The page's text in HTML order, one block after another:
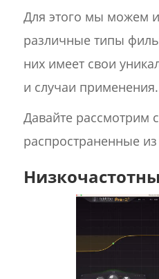
Для этого мы можем
различные типы
них имеет свои
и случаи применения.
Давайте рассмотрим
распространенные